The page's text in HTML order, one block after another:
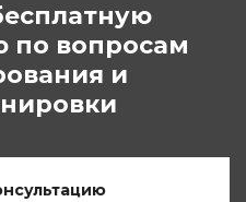
по вопросам
и